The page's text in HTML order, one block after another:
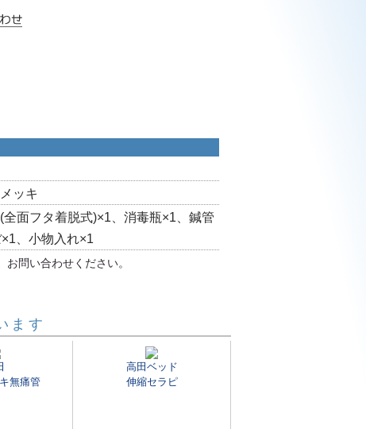
ッキ
全面フタ着脱式)×1、消毒瓶×1、鍼管
、小物入れ×1
問い合わせください。
ます
無痛管
高田ベッド
伸縮セラピ